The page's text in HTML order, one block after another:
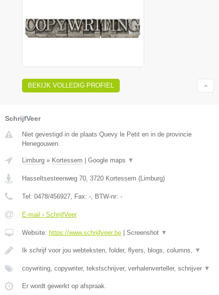
BEKIJK VOLLEDIG PROFIEL
SchrijfVeer
Niet gevestigd in de plaats Quevy le Petit en in de provincie
Henegouwen.
Limburg » Kortessem | Google maps ▼
Hasseltsesteenweg 70 3720 Kortessem (Limburg)
Tel: 0478/456927 , Fax: - , BTW-nr: -
E-mail › SchrijfVeer
Website: https://www.schrijfveer.be | Screenshot ▼
Ik schrijf voor jou webteksten, folder, flyers, blogs, columns, ▼
coywriting, copywriter, tekstschrijver, verhalenverteller, schrijver ▼
Er wordt gewerkt op afspraak.